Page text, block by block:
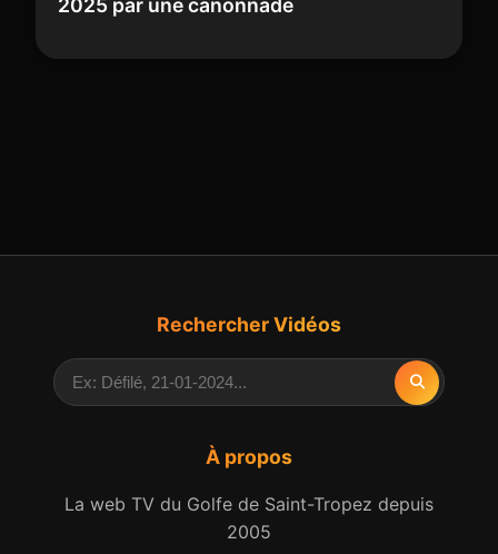
2025 par une canonnade
À propos
La web TV du Golfe de Saint-Tropez depuis
2005
Rechercher Vidéos